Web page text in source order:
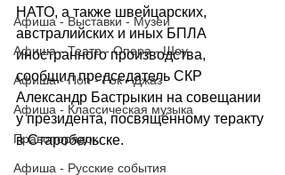
Афиша - Выставки - Музеи
Афиша - Театр - Опера - Шоу
Афиша - Поп - Рок - Джаз
Афиша - Классическая музыка
Правопорядок
Афиша - Русские события
НАТО, а также швейцарских,
австралийских и иных БПЛА
иностранного производства,
сообщил председатель СКР
Александр Бастрыкин на совещании
у президента, посвящённому теракту
в Старобельске.